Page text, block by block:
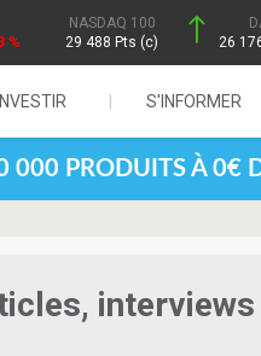
%
NASDAQ 100
29 488 Pts (c)
26
INVESTIR S'INFORMER
000 PRODUITS À 0€